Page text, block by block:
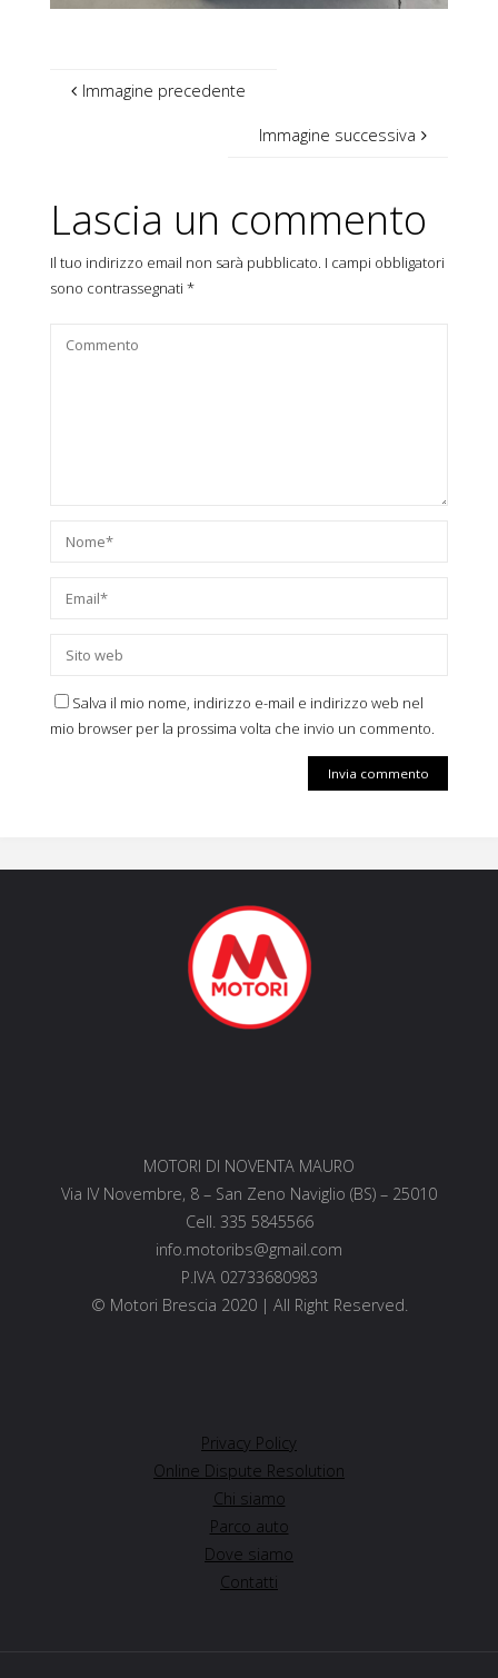
Immagine precedente
Immagine successiva
Lascia un commento
Il tuo indirizzo email non sarà pubblicato. I campi obbligatori
sono contrassegnati *
Salva il mio nome, indirizzo e-mail e indirizzo web nel
mio browser per la prossima volta che invio un commento.
MOTORI DI NOVENTA MAURO
Via IV Novembre, 8 – San Zeno Naviglio (BS) – 25010
Cell. 335 5845566
info.motoribs@gmail.com
P.IVA 02733680983
© Motori Brescia 2020 | All Right Reserved.
Privacy Policy
Online Dispute Resolution
Chi siamo
Parco auto
Dove siamo
Contatti